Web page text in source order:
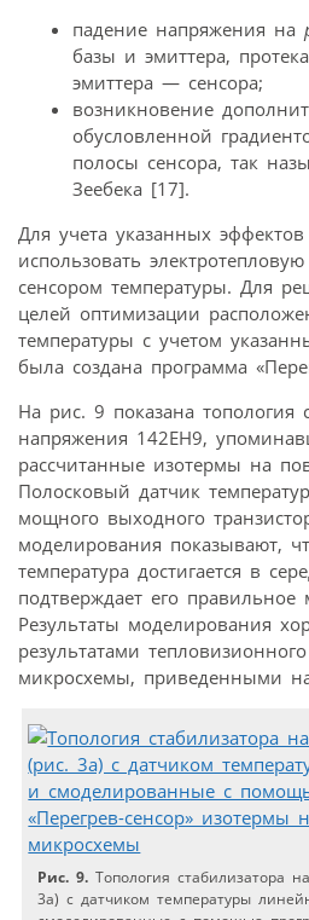
падение напряжения на
базы и эмиттера,
эмиттера — сенсора;
возникновение
обусловленной
полосы сенсора, так
Зеебека [17].
Для учета указанных
использовать
сенсором температуры. Для
целей оптимизации
температуры с учетом
была создана программа
На рис. 9 показана топология
напряжения 142ЕН9,
рассчитанные изотермы на
Полосковый датчик
мощного выходного
моделирования показывают,
температура достигается в
подтверждает его правильное
Результаты моделирования
результатами
микросхемы, приведенными
Рис. 9. Топология стабилизатора
3а) с датчиком температуры